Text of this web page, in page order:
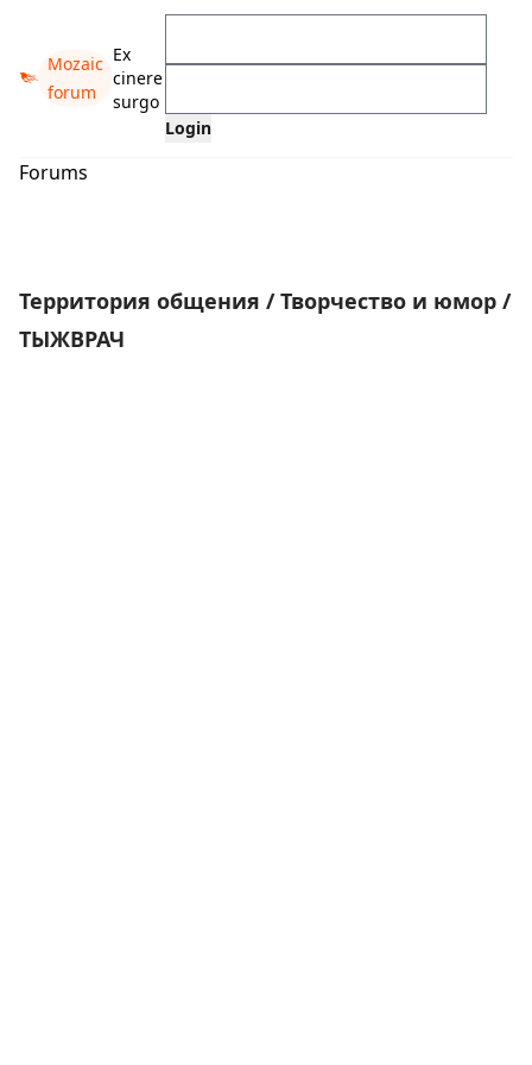
Mozaic
forum
Ex
cinere
surgo
Forums
Территория общения /Творчество и юмор /
ТЫЖВРАЧ